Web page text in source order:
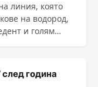
линия, която
на водород,
и голям
след година